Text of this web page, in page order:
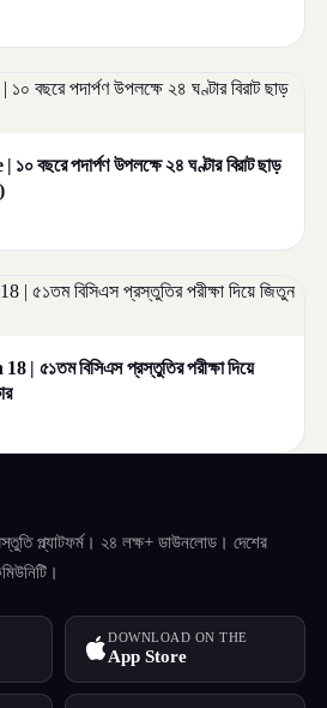
পদার্পণ উপলক্ষে ২৪ ঘণ্টার বিরাট ছাড়
৫১তম বিসিএস প্রস্তুতির পরীক্ষা দিয়ে
প্ল্যাটফর্ম। ২৪ লক্ষ+ ডাউনলোড। দেশের
DOWNLOAD ON THE
App Store